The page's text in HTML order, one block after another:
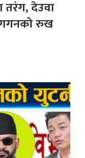
तरंग, देउवा
गगनको रुख